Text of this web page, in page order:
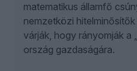
matematikus államfő
nemzetközi
várják, hogy rányomják a
ország gazdaságára.